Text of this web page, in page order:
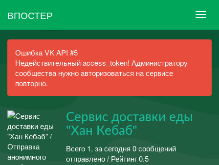
ВПОСТЕР
Ошибка VK API #5
Недействительный access_token! Администратору
сообщества нужно авторизоваться на сервисе
повторно.
Сервис доставки еды
"Хан Кебаб"
Всего 1, за сегодня 0 сообщений
отправлено / Рейтинг 0.5